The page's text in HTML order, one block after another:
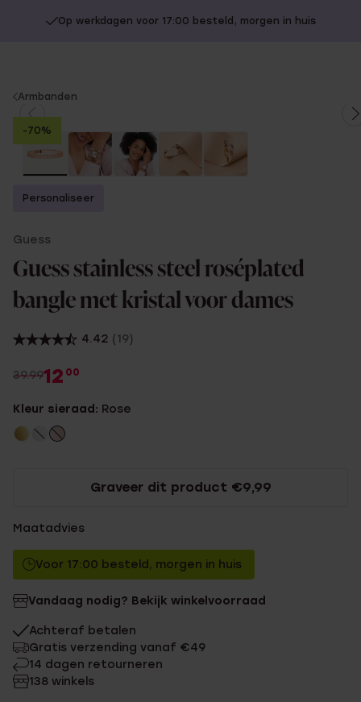
Op werkdagen voor 17:00 besteld, morgen in huis
You
are
here:
Armbanden
-70%
Personaliseer
Guess
Guess stainless steel roséplated
bangle met kristal voor dames
4.42 (19)
39.9912 00
Kleur sieraad: Rose
Graveer dit product €9,99
Maatadvies
Voor 17:00 besteld, morgen in huis
Vandaag nodig? Bekijk winkelvoorraad
Achteraf betalen
Gratis verzending vanaf €49
14 dagen retourneren
138 winkels